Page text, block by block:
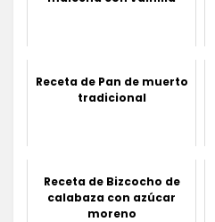
Receta de Pan de muerto
tradicional
Receta de Bizcocho de
calabaza con azúcar
moreno